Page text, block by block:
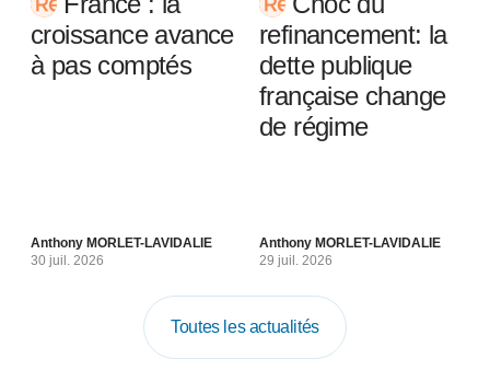
croissance avance
à pas comptés
Anthony MORLET-LAVIDALIE
30 juil. 2026
refinancement: la
dette publique
française change
de régime
Anthony MORLET-LAVIDALIE
29 juil. 2026
Toutes les actualités